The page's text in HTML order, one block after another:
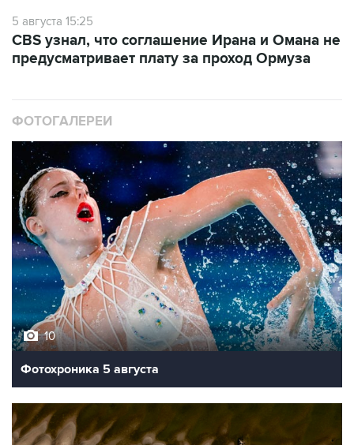
5 августа 15:25
CBS узнал, что соглашение Ирана и Омана не
предусматривает плату за проход Ормуза
ФОТОГАЛЕРЕИ
10
Фотохроника 5 августа